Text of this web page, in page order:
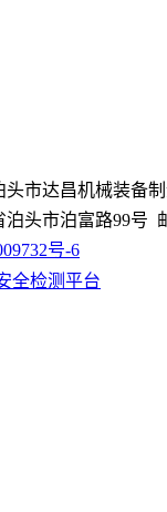
头市达昌机械装备
头市泊富路99号
号-6
全检测平台